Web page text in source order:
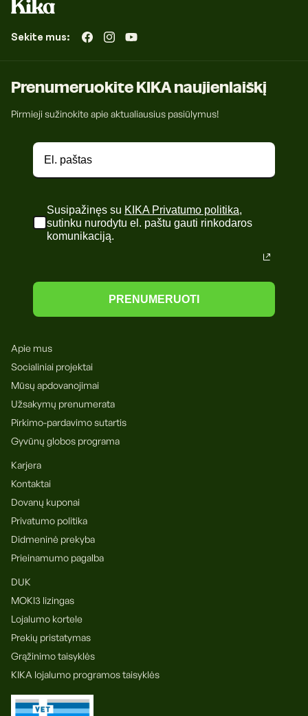
Sekite mus: „Facebook“
„Instagram“
„YouTube“
Prenumeruokite KIKA naujienlaiškį
Pirmieji sužinokite apie aktualiausius pasiūlymus!
Susipažinęs su KIKA Privatumo politika,
sutinku nurodytu el. paštu gauti rinkodaros
komunikaciją.
PRENUMERUOTI
Apie mus
Socialiniai projektai
Mūsų apdovanojimai
Užsakymų prenumerata
Pirkimo-pardavimo sutartis
Gyvūnų globos programa
Karjera
Kontaktai
Dovanų kuponai
Privatumo politika
Didmeninė prekyba
Prieinamumo pagalba
DUK
MOKI3 lizingas
Lojalumo kortele
Prekių pristatymas
Grąžinimo taisyklės
KIKA lojalumo programos taisyklės